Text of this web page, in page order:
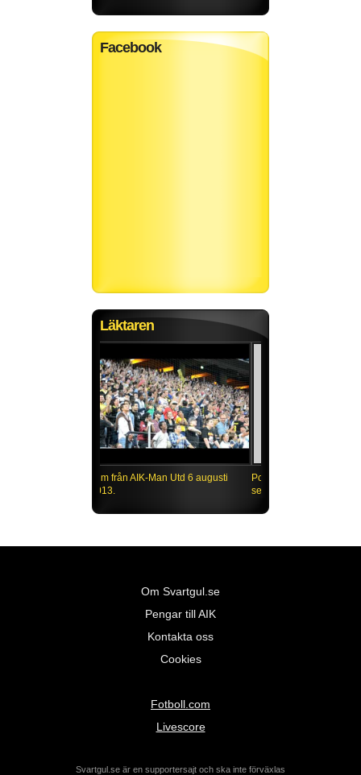
Facebook
Läktaren
Film från AIK-Man Utd 6 augusti
2013.
Om Svartgul.se
Pengar till AIK
Kontakta oss
Cookies
Fotboll.com
Livescore
Svartgul.se är en supportersajt och ska inte förväxlas